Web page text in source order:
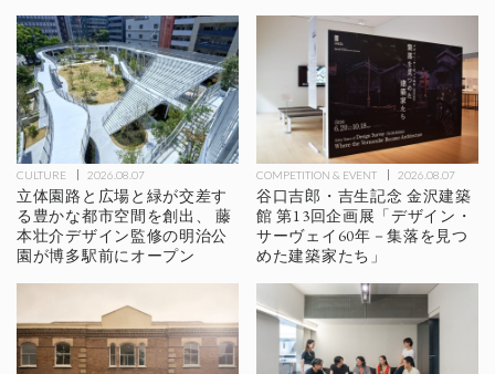
CULTURE 2026.08.07
立体園路と広場と緑が交差す
る豊かな都市空間を創出、 藤
本壮介デザイン監修の明治公
園が博多駅前にオープン
COMPETITION & EVENT 2026.08.07
谷口吉郎・吉生記念 金沢建築
館 第13回企画展「デザイン・
サーヴェイ60年－集落を見つ
めた建築家たち」